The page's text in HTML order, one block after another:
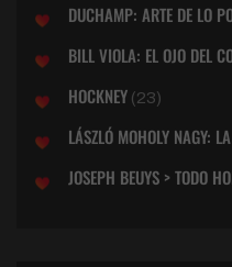
DUCHAMP: ARTE DE LO
BILL VIOLA: EL OJO DEL
HOCKNEY (23)
LÁSZLÓ MOHOLY NAGY:
JOSEPH BEUYS > TODO